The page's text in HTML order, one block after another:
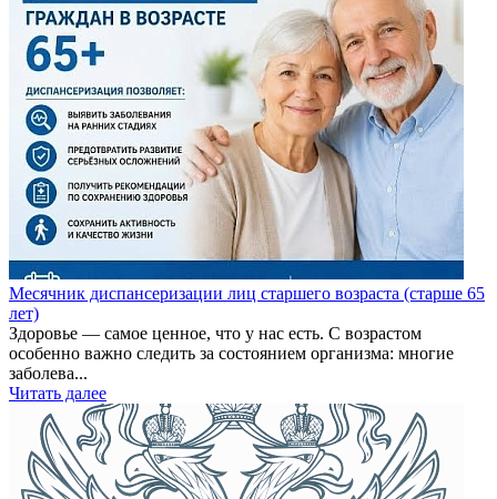
Месячник диспансеризации лиц старшего возраста (старше 65
лет)
Здоровье — самое ценное, что у нас есть. С возрастом
особенно важно следить за состоянием организма: многие
заболева...
Читать далее